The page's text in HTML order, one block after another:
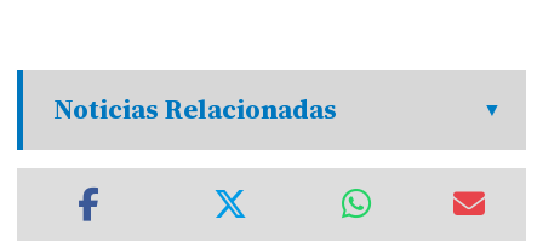
Noticias Relacionadas